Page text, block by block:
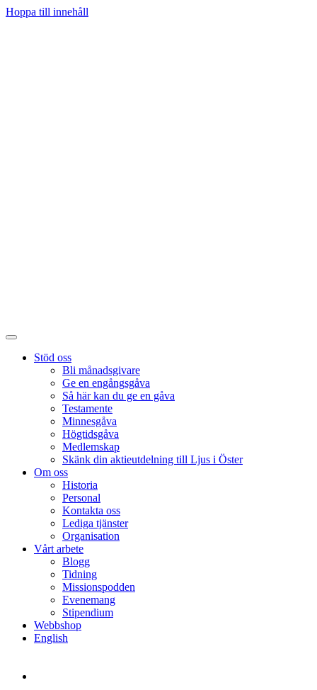
Hoppa till innehåll
Stöd oss
Bli månadsgivare
Ge en engångsgåva
Så här kan du ge en gåva
Testamente
Minnesgåva
Högtidsgåva
Medlemskap
Skänk din aktieutdelning till Ljus i Öster
Om oss
Historia
Personal
Kontakta oss
Lediga tjänster
Organisation
Vårt arbete
Blogg
Tidning
Missionspodden
Evenemang
Stipendium
Webbshop
English